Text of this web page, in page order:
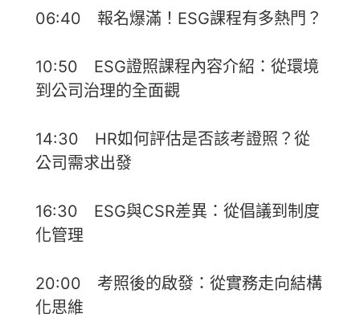
06:40 報名爆滿！ESG課程有多熱門？
10:50 ESG證照課程內容介紹：從環境
到公司治理的全面觀
14:30 HR如何評估是否該考證照？從
公司需求出發
16:30 ESG與CSR差異：從倡議到制度
化管理
20:00 考照後的啟發：從實務走向結構
化思維